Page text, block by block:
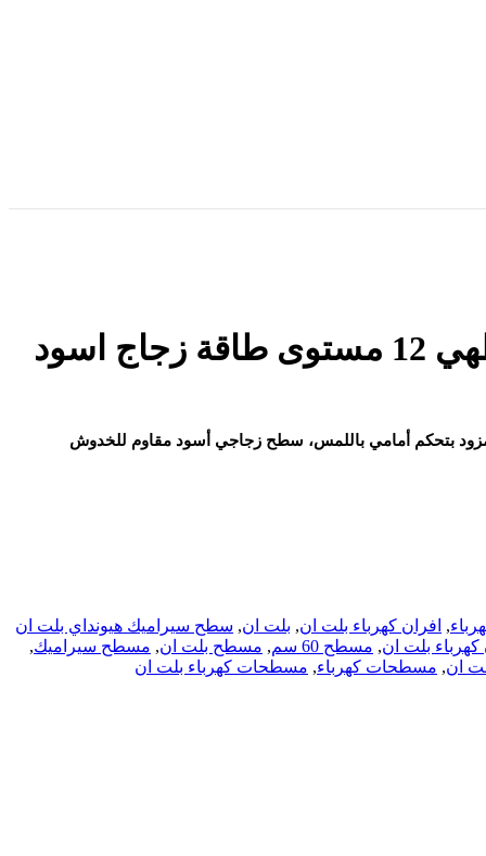
منها منطقة مزدوجة للطهي المتعدد. مزود بتحكم أمامي باللمس، سطح زجاجي أسود مقاوم للخدوش
, افران كهرباء بلت ان, بلت ان, سطح سيراميك هيونداي بلت ان
بلت ان, مسطح 60 سم , مسطح بلت ان, مسطح سيراميك,
ان, مسطحات كهرباء, مسطحات كهرباء بلت ان